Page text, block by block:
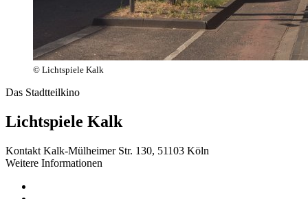
© Lichtspiele Kalk
Das Stadtteilkino
Lichtspiele Kalk
Kontakt Kalk-Mülheimer Str. 130, 51103 Köln
Weitere Informationen